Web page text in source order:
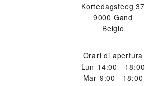
Kortedagsteeg 37
9000 Gand
Belgio
Orari di apertura
Lun 14:00 - 18:00
Mar 9:00 - 18:00